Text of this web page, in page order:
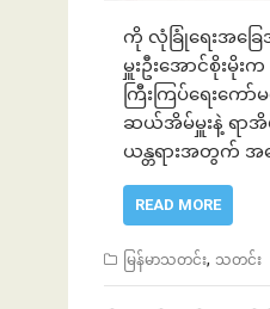
ကို လုံခြုံရေးအခ
မှူးဦး‌အောင်စိုးမို
ကြီးကြပ်ရေးကေ
ဆယ်အိမ်မှူးနဲ့ ရာ
ယန္တရားအတွက် အ
READ MORE
မြန်မာသတင်း, သတင်း